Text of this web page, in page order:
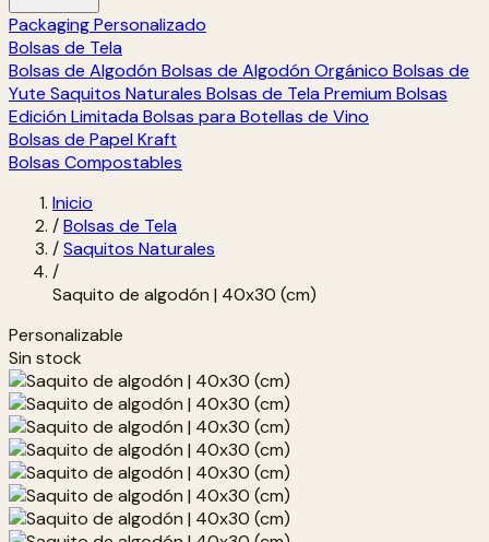
Packaging Personalizado
Bolsas de Tela
Bolsas de Algodón Bolsas de Algodón Orgánico Bolsas de
Yute Saquitos Naturales Bolsas de Tela Premium Bolsas
Edición Limitada Bolsas para Botellas de Vino
Bolsas de Papel Kraft
Bolsas Compostables
Inicio
/Bolsas de Tela
/Saquitos Naturales
/
Saquito de algodón | 40x30 (cm)
Personalizable
Sin stock